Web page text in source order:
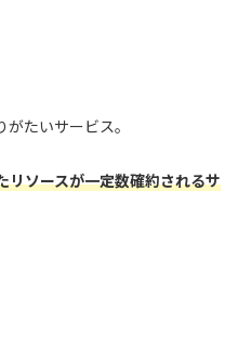
たいサービス。
リソースが一定数確約されるサ